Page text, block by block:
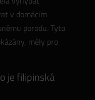
v domácím
porodu. Tyto
měly pro
je filipinská